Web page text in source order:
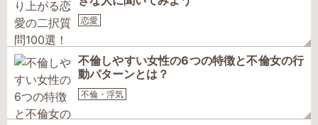
恋愛
不倫しやすい女性の6つの特徴と不倫女の行
動パターンとは？
不倫・浮気